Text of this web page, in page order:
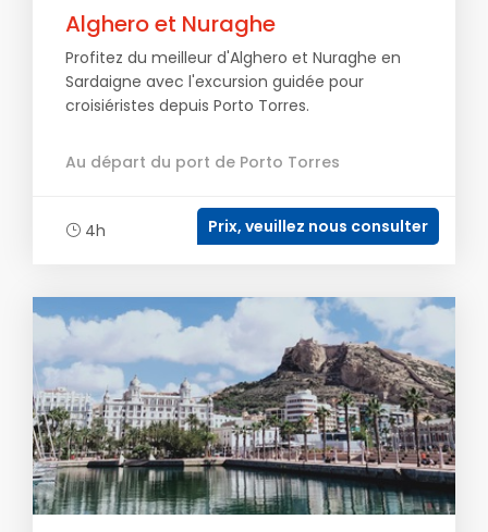
Alghero et Nuraghe
Profitez du meilleur d'Alghero et Nuraghe en
Sardaigne avec l'excursion guidée pour
croisiéristes depuis Porto Torres.
Au départ du port de Porto Torres
4h Prix, veuillez nous consulter